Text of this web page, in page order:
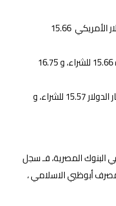
والأسبوع اللي فات سجل سعر الدولار الأمريكي 15.66
وفي بداية شهر سبتمبر سجل سعره 15.66 للشراء، و 16.75
وفي شهر اكتوبر 2020، سجلت اسعار الدولار 15.57 للشراء، و
المصرية، فـ سجل
الدولار اليوم 15.68 في مصرف أبوظبي الاسلامي ،